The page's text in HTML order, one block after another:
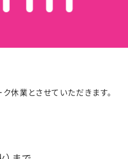
休業とさせていただきます。